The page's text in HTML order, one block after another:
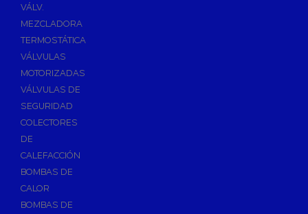
VÁLV.
MEZCLADORA
TERMOSTÁTICA
VÁLVULAS
MOTORIZADAS
VÁLVULAS DE
SEGURIDAD
COLECTORES
DE
CALEFACCIÓN
BOMBAS DE
CALOR
BOMBAS DE